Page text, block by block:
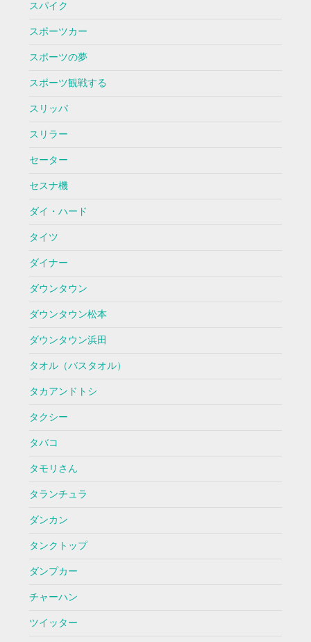
スパイク
スポーツカー
スポーツの夢
スポーツ観戦する
スリッパ
スリラー
セーター
セスナ機
ダイ・ハード
タイツ
ダイナー
ダウンタウン
ダウンタウン松本
ダウンタウン浜田
タオル（バスタオル）
タカアンドトシ
タクシー
タバコ
タモリさん
タランチュラ
ダンカン
タンクトップ
ダンプカー
チャーハン
ツイッター